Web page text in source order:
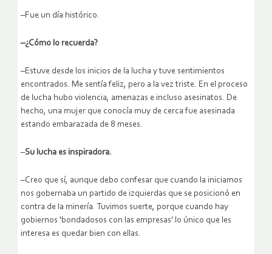
–Fue un día histórico.
–¿Cómo lo recuerda?
–Estuve desde los inicios de la lucha y tuve sentimientos
encontrados. Me sentía feliz, pero a la vez triste. En el proceso
de lucha hubo violencia, amenazas e incluso asesinatos. De
hecho, una mujer que conocía muy de cerca fue asesinada
estando embarazada de 8 meses.
–Su lucha es inspiradora.
–Creo que sí, aunque debo confesar que cuando la iniciamos
nos gobernaba un partido de izquierdas que se posicionó en
contra de la minería. Tuvimos suerte, porque cuando hay
gobiernos ‘bondadosos con las empresas’ lo único que les
interesa es quedar bien con ellas.